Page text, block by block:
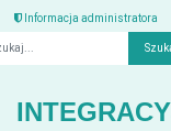
Informacja administratora